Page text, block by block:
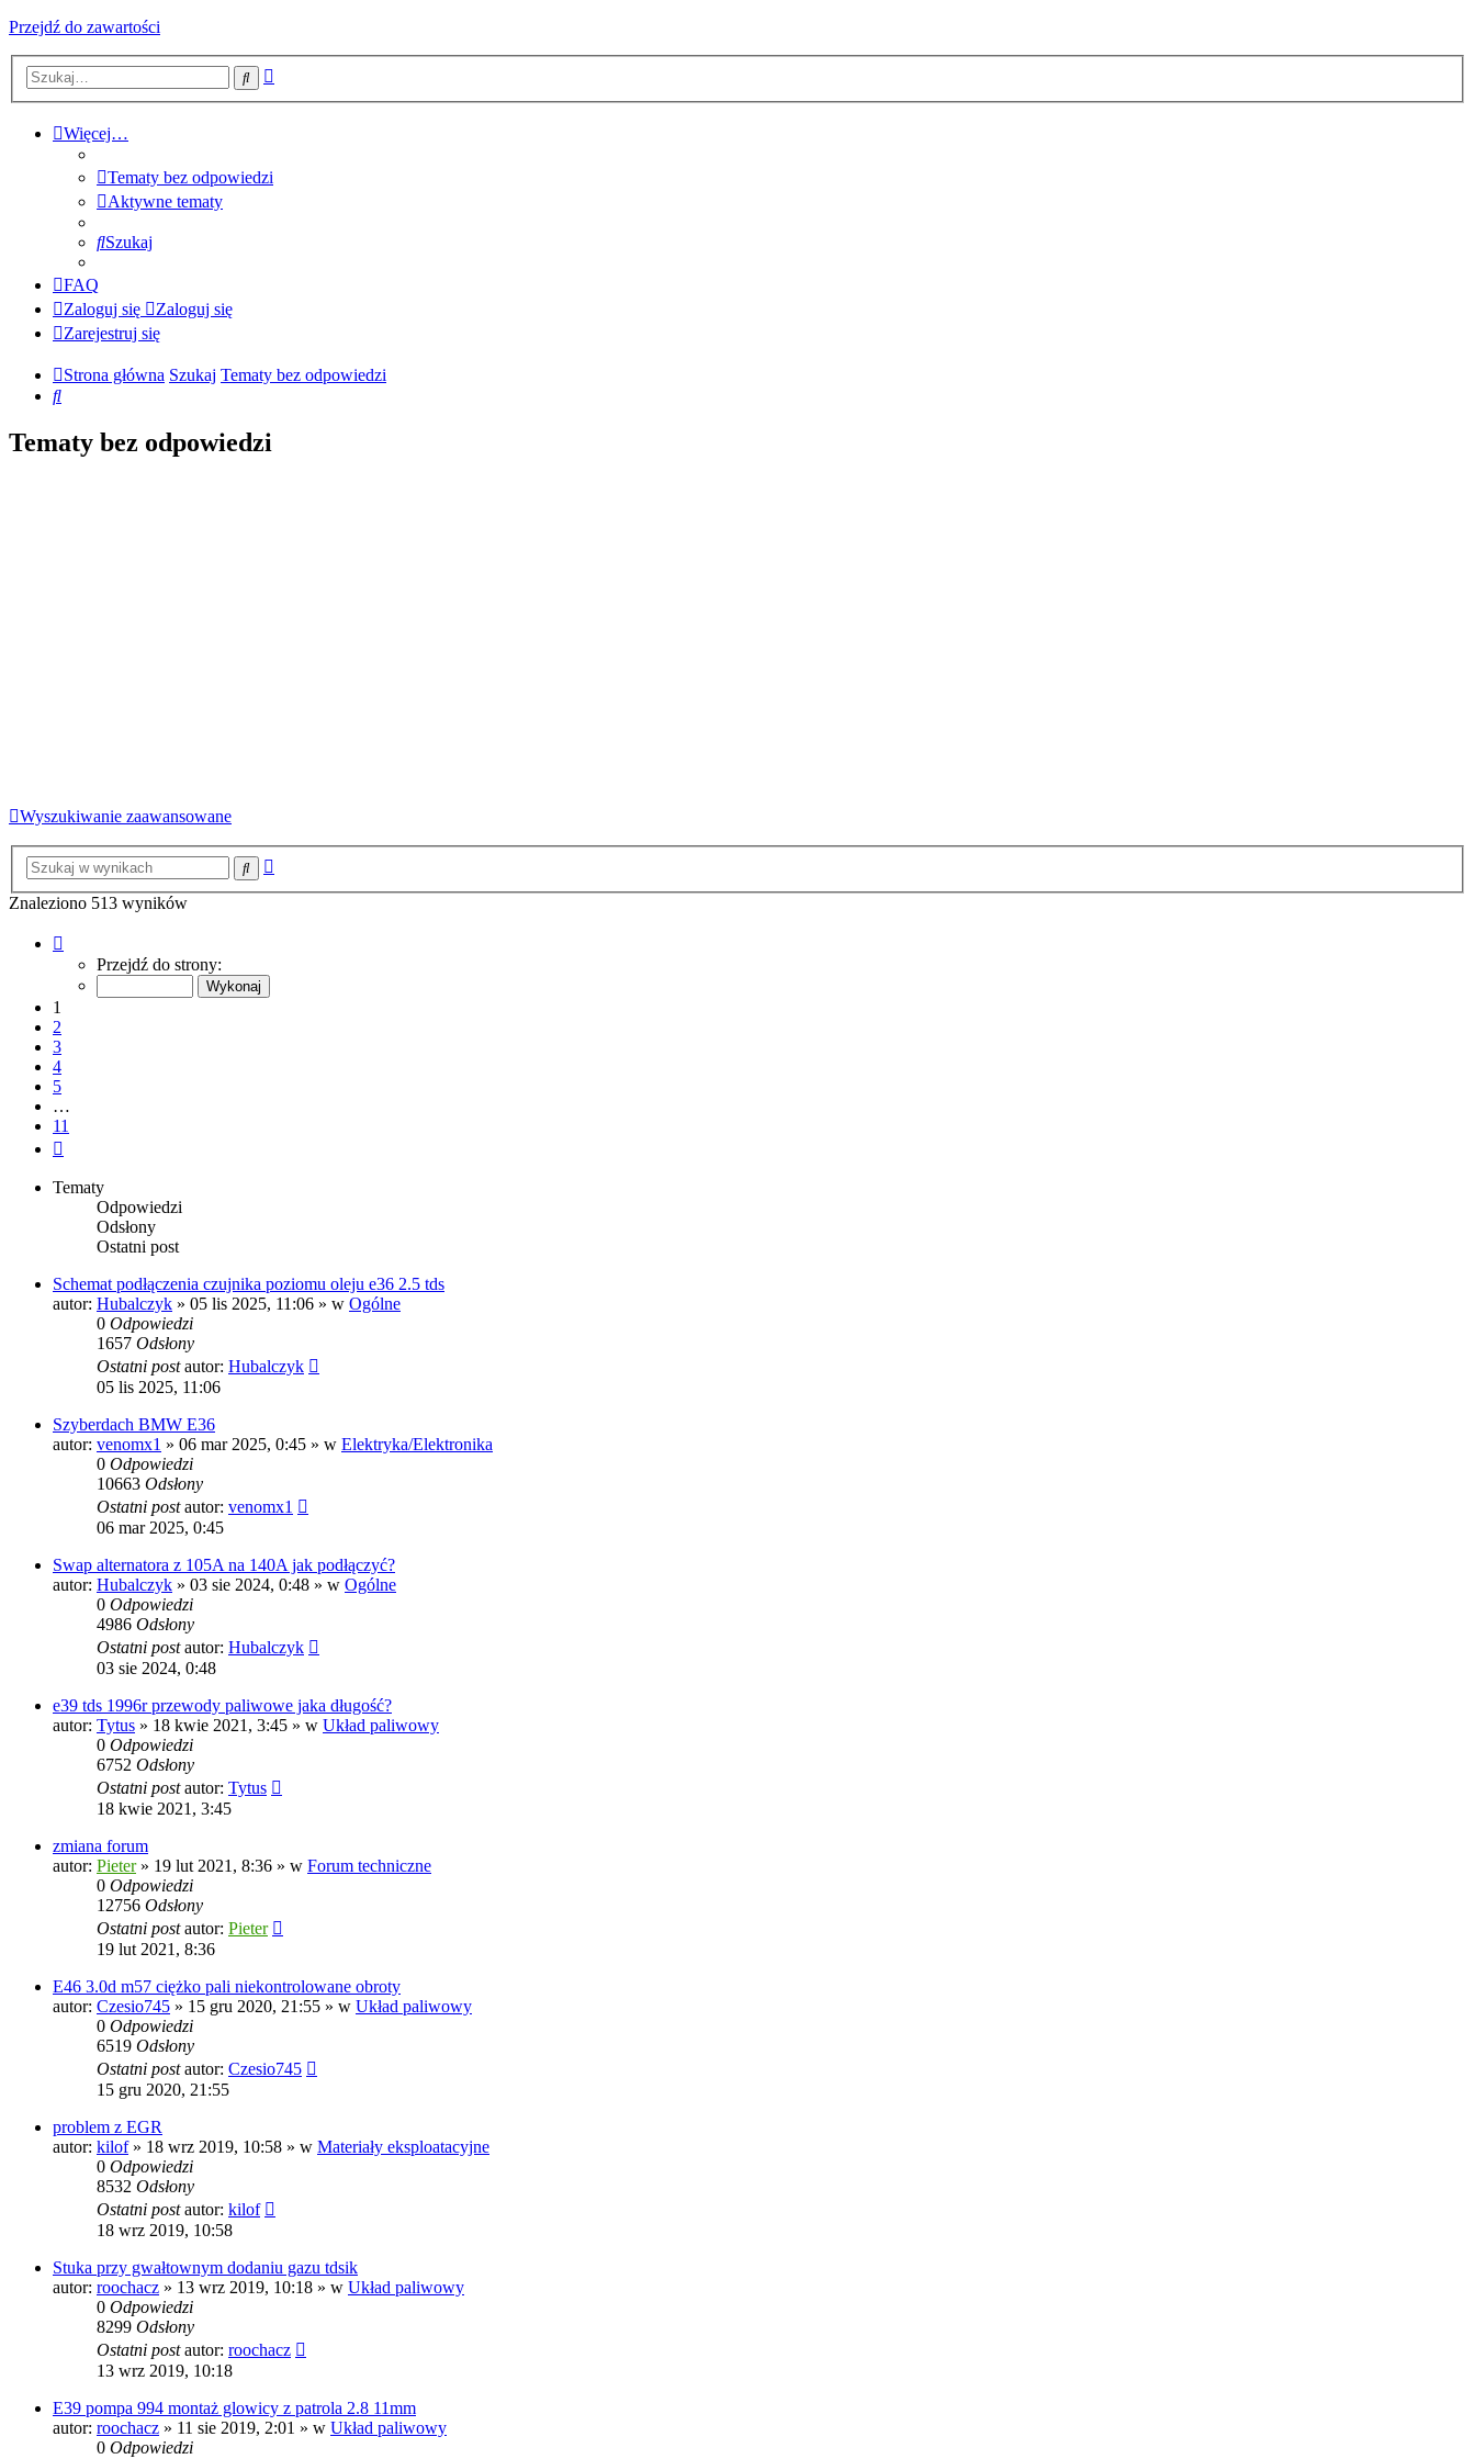
Przejdź do zawartości
Szukaj
Więcej…
Tematy bez odpowiedzi
Aktywne tematy
Szukaj
FAQ
Zaloguj się
Zaloguj się
Zarejestruj się
Strona główna Szukaj Tematy bez odpowiedzi
Szukaj
Tematy bez odpowiedzi
Wyszukiwanie zaawansowane
Szukaj
Znaleziono 513 wyników
Przejdź do strony:
1
2
3
4
5
…
11
Tematy
Odpowiedzi
Odsłony
Ostatni post
Schemat podłączenia czujnika poziomu oleju e36 2.5 tds
autor: Hubalczyk » 05 lis 2025, 11:06 » w Ogólne
0 Odpowiedzi
1657 Odsłony
Ostatni postautor: Hubalczyk
05 lis 2025, 11:06
Szyberdach BMW E36
autor: venomx1 » 06 mar 2025, 0:45 » w Elektryka/Elektronika
0 Odpowiedzi
10663 Odsłony
Ostatni postautor: venomx1
06 mar 2025, 0:45
Swap alternatora z 105A na 140A jak podłączyć?
autor: Hubalczyk » 03 sie 2024, 0:48 » w Ogólne
0 Odpowiedzi
4986 Odsłony
Ostatni postautor: Hubalczyk
03 sie 2024, 0:48
e39 tds 1996r przewody paliwowe jaka długość?
autor: Tytus » 18 kwie 2021, 3:45 » w Układ paliwowy
0 Odpowiedzi
6752 Odsłony
Ostatni postautor: Tytus
18 kwie 2021, 3:45
zmiana forum
autor: Pieter» 19 lut 2021, 8:36 » w Forum techniczne
0 Odpowiedzi
12756 Odsłony
Ostatni postautor: Pieter
19 lut 2021, 8:36
E46 3.0d m57 ciężko pali niekontrolowane obroty
autor: Czesio745 » 15 gru 2020, 21:55 » w Układ paliwowy
0 Odpowiedzi
6519 Odsłony
Ostatni postautor: Czesio745
15 gru 2020, 21:55
problem z EGR
autor: kilof» 18 wrz 2019, 10:58 » w Materiały eksploatacyjne
0 Odpowiedzi
8532 Odsłony
Ostatni postautor: kilof
18 wrz 2019, 10:58
Stuka przy gwałtownym dodaniu gazu tdsik
autor: roochacz » 13 wrz 2019, 10:18 » w Układ paliwowy
0 Odpowiedzi
8299 Odsłony
Ostatni postautor: roochacz
13 wrz 2019, 10:18
E39 pompa 994 montaż glowicy z patrola 2.8 11mm
autor: roochacz » 11 sie 2019, 2:01 » w Układ paliwowy
0 Odpowiedzi